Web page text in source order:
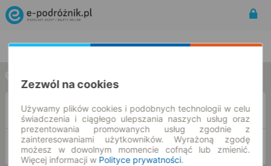
w jedną stronę
Z
DO
Zezwól na cookies
Używamy plików cookies i podobnych technologii w celu
świadczenia i ciągłego ulepszania naszych usług oraz
prezentowania promowanych usług zgodnie z
zainteresowaniami użytkowników. Wyrażoną zgodę
możesz w dowolnym momencie cofnąć lub zmienić.
Więcej informacji w Polityce prywatności.